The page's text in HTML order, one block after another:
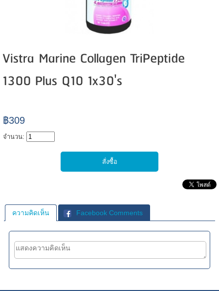
Vistra Marine Collagen TriPeptide
1300 Plus Q10 1x30's
฿309
จำนวน:
ความคิดเห็น Facebook Comments